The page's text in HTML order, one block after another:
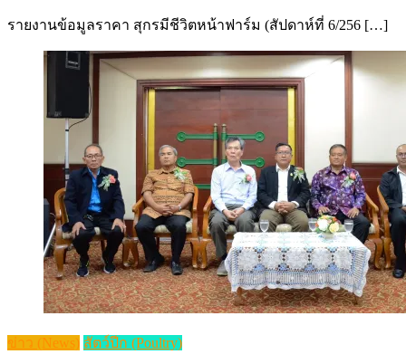
รายงานข้อมูลราคา สุกรมีชีวิตหน้าฟาร์ม (สัปดาห์ที่ 6/256 […]
ข่าว (News) สัตว์ปีก (Poultry)